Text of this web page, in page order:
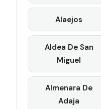
Alaejos
Aldea De San
Miguel
Almenara De
Adaja